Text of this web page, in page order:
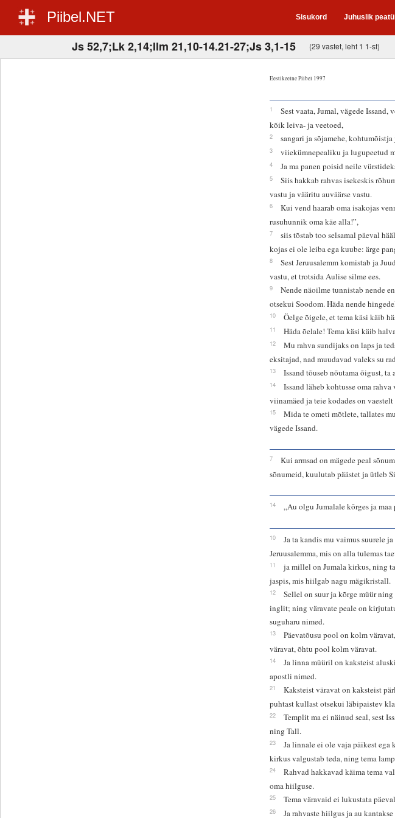
Piibel.NET Sisukord Juhuslik
Js 52,7;Lk 2,14;Ilm 21,10-14.21-27;Js 3,1-15 (29 vastet, leht 1 1-st)
Eestikeelne Piibel 1997
1
Sest vaata, Jumal, vägede Issand,
kõik leiva- ja veetoed,
2 sangari ja sõjamehe,
3 viiekümnepealiku ja lugupeetud
4 Ja ma panen poisid neile
5
Siis hakkab rahvas isekeskis
vastu ja vääritu auväärse vastu.
6
Kui vend haarab oma isakojas
rusuhunnik oma käe alla!”,
7
siis tõstab too selsamal päeval
kojas ei ole leiba ega kuube: ärge
8
Sest Jeruusalemm komistab ja
vastu, et trotsida Aulise silme ees.
9
Nende näoilme tunnistab nende
otsekui Soodom. Häda nende
10 Öelge õigele, et tema käsi käib
11 Häda õelale! Tema käsi käib
12
Mu rahva sundijaks on laps ja
eksitajad, nad muudavad valeks su
13 Issand tõuseb nõutama õigust, ta
14
Issand läheb kohtusse oma
viinamäed ja teie kodades on
15
Mida te ometi mõtlete, tallates
vägede Issand.
7
Kui armsad on mägede peal
sõnumeid, kuulutab päästet ja ütleb
14 „Au olgu Jumalale kõrges ja
10
Ja ta kandis mu vaimus suurele
Jeruusalemma, mis on alla tulemas
11
ja millel on Jumala kirkus, ning
jaspis, mis hiilgab nagu mägikristall.
12
Sellel on suur ja kõrge müür
inglit; ning väravate peale on
suguharu nimed.
13
Päevatõusu pool on kolm
väravat, õhtu pool kolm väravat.
14
Ja linna müüril on kaksteist
apostli nimed.
21
Kaksteist väravat on kaksteist
puhtast kullast otsekui läbipaistev
22
Templit ma ei näinud seal, sest
ning Tall.
23
Ja linnale ei ole vaja päikest ega
kirkus valgustab teda, ning tema
24
Rahvad hakkavad käima tema
oma hiilguse.
25 Tema väravaid ei lukustata
26 Ja rahvaste hiilgus ja au kantakse